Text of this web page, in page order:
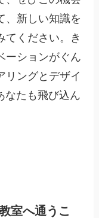
、新しい知識を
てください。き
ーションがぐん
リングとデザイ
なたも飛び込ん
室へ通うこ